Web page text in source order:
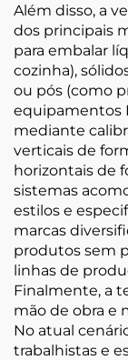
Além disso, a
dos principais
para embalar
cozinha),
ou pós (como
equipamentos
mediante
verticais de
horizontais de
sistemas
estilos e
marcas
produtos sem
linhas de
Finalmente, a
mão de obra e
No atual
trabalhistas e